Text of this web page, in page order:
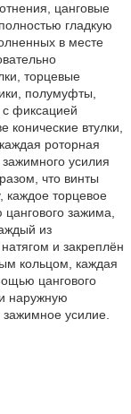
цанговые
гладкую
в месте
торцевые
полумуфты,
с фиксацией
втулки,
роторная
зажимного усилия
что винты
каждое торцевое
зажима,
из
и закреплён
кольцом, каждая
цангового
наружную
усилие.